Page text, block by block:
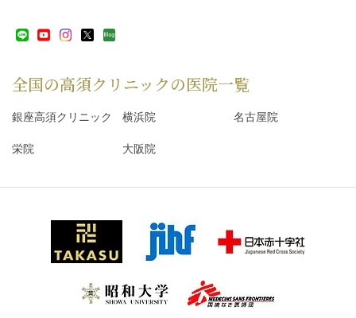
全国の高須クリニックの医院一覧
銀座高須クリニック 横浜院 名古屋院
栄院 大阪院